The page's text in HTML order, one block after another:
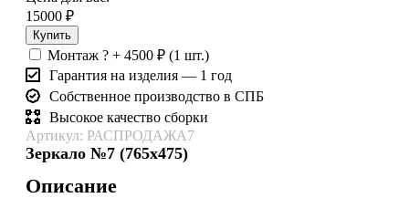
Артикул: РАСПРОДАЖА7
Зеркало №7 (765х475)
15000 ₽
Купить
Монтаж ? + 4500 ₽ (1 шт.)
Гарантия на изделия — 1 год
Собственное производство в СПБ
Высокое качество сборки
Описание